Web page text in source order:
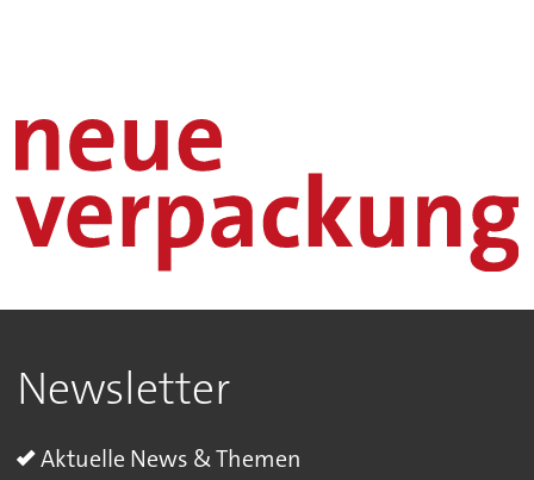
Newsletter
Aktuelle News & Themen